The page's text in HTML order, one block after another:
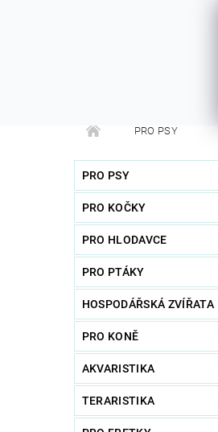
PRO PSY
PRO FRETKY
PRO PSY
PRO KOČKY
PRO HLODAVCE
PRO PTÁKY
HOSPODÁŘSKÁ ZVÍŘATA
PRO KONĚ
AKVARISTIKA
TERARISTIKA